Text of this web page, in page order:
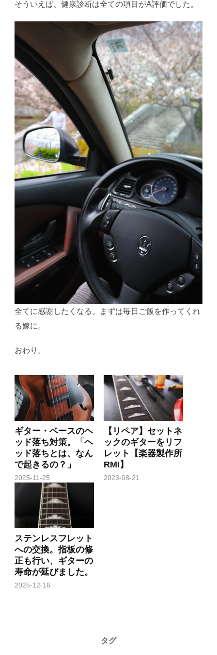
そういえば、健康診断は全ての項目がA評価でした。
全てに感謝したくなる。まずは毎日ご飯を作ってくれ
る嫁に。
おわり。
ギター・ベースのヘ
ッド落ち対策。「ヘ
ッド落ちとは、なん
で起きるの？」
2025-11-25
【リペア】セットネ
ックのギターをリフ
レット【楽器製作所
RMI】
2023-08-21
ステンレスフレット
への交換。指板の修
正も行い、ギターの
寿命が延びました。
2025-12-16
タグ